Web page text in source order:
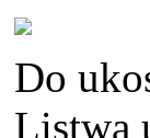
Do
Listwa